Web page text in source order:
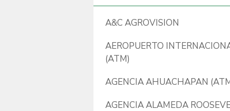
A&C AGROVISION
AEROPUERTO
(ATM)
AGENCIA AHUACHAPAN
AGENCIA ALAMEDA